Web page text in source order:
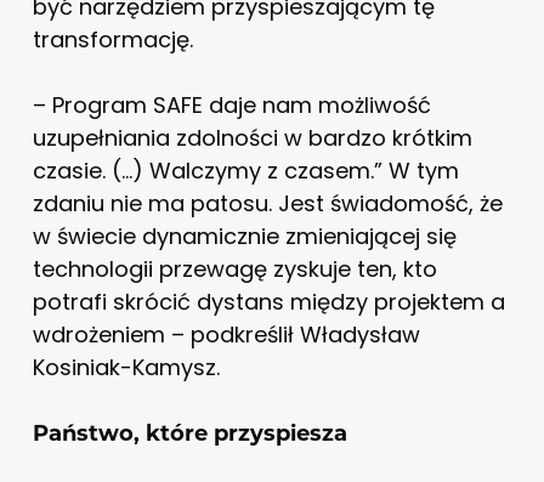
być narzędziem przyspieszającym tę
transformację.
– Program SAFE daje nam możliwość
uzupełniania zdolności w bardzo krótkim
czasie. (…) Walczymy z czasem.” W tym
zdaniu nie ma patosu. Jest świadomość, że
w świecie dynamicznie zmieniającej się
technologii przewagę zyskuje ten, kto
potrafi skrócić dystans między projektem a
wdrożeniem – podkreślił Władysław
Kosiniak-Kamysz.
Państwo, które przyspiesza